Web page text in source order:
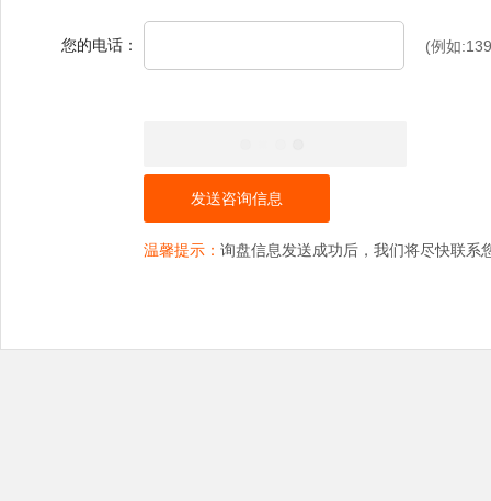
您的电话： (例如
发送咨询信息
温馨提示： 询盘信息发送成功后，我们将尽快联系